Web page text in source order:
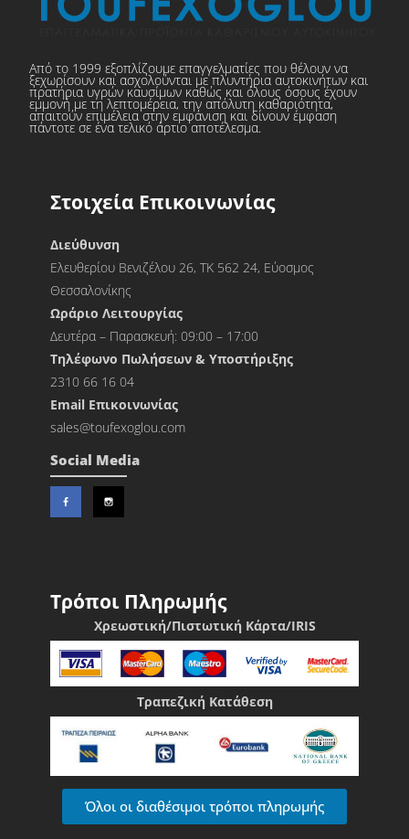
Από το 1999 εξοπλίζουμε επαγγελματίες που θέλουν να
ξεχωρίσουν και ασχολούνται με πλυντήρια αυτοκινήτων και
πρατήρια υγρών καυσίμων καθώς και όλους όσους έχουν
εμμονή με τη λεπτομέρεια, την απόλυτη καθαριότητα,
απαιτούν επιμέλεια στην εμφάνιση και δίνουν έμφαση
πάντοτε σε ένα τελικό άρτιο αποτέλεσμα.
Στοιχεία Επικοινωνίας
Διεύθυνση
Ελευθερίου Βενιζέλου 26, ΤΚ 562 24, Εύοσμος
Θεσσαλονίκης
Ωράριο Λειτουργίας
Δευτέρα – Παρασκευή: 09:00 – 17:00
Τηλέφωνο Πωλήσεων & Υποστήριξης
2310 66 16 04
Εmail Επικοινωνίας
sales@toufexoglou.com
Social Media
Τρόποι Πληρωμής
Χρεωστική/Πιστωτική Κάρτα/IRIS
Τραπεζική Κατάθεση
Όλοι οι διαθέσιμοι τρόποι πληρωμής